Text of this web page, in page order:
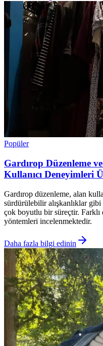
Popüler
Gardırop Düzenleme
Kullanıcı Deneyimleri
Gardırop düzenleme, alan
sürdürülebilir alışkanlıklar
çok boyutlu bir süreçtir. Farklı
yöntemleri incelenmektedir.
Daha fazla bilgi edinin